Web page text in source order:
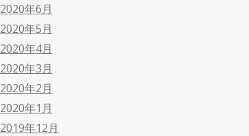
2020年6月
2020年5月
2020年4月
2020年3月
2020年2月
2020年1月
2019年12月